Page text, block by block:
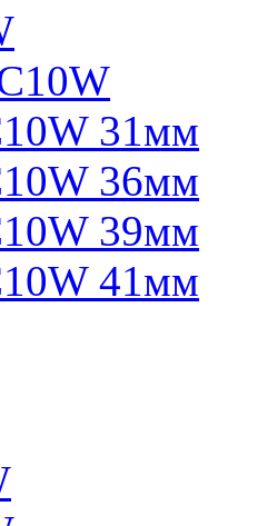
31мм
36мм
39мм
41мм